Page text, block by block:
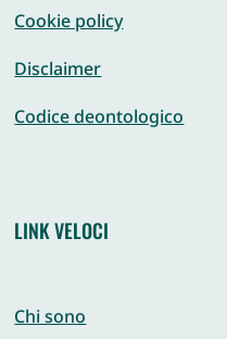
Cookie policy
Disclaimer
Codice deontologico
LINK VELOCI
Chi sono